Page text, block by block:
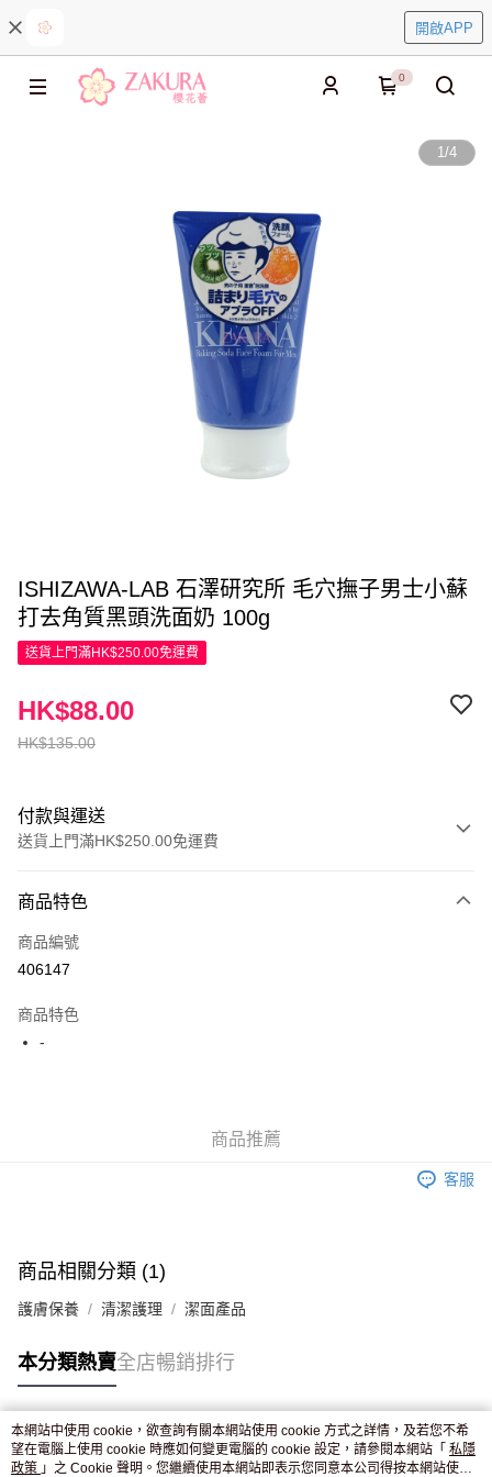
開啟APP
0
1/4
ISHIZAWA-LAB 石澤研究所 毛穴撫子男士小蘇
打去角質黑頭洗面奶 100g
送貨上門滿HK$250.00免運費
HK$135.00
HK$88.00
付款與運送
送貨上門滿HK$250.00免運費
信用卡
Apple Pay
JD京東物流，訂單確認發貨後2-4個工作天送達
商品特色
商品編號
406147
商品特色
-
商品推薦
客服
商品相關分類 (1)
護膚保養 清潔護理 潔面產品
本分類熱賣全店暢銷排行
熱門標籤
本網站中使用 cookie，欲查詢有關本網站使用 cookie 方式之詳情，及若您不希
望在電腦上使用 cookie 時應如何變更電腦的 cookie 設定，請參閱本網站「 私隱
政策 」之 Cookie 聲明。您繼續使用本網站即表示您同意本公司得按本網站使用